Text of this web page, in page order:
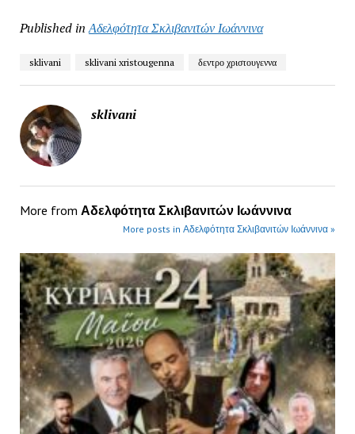
Published in Αδελφότητα Σκλιβανιτών Ιωάννινα
sklivani sklivani xristougenna δεντρο χριστουγεννα
sklivani
More from Αδελφότητα Σκλιβανιτών Ιωάννινα
More posts in Αδελφότητα Σκλιβανιτών Ιωάννινα »